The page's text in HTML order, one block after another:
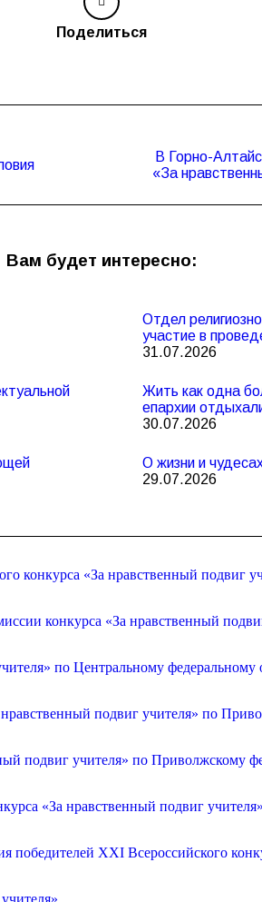
Поделиться
Следующая
запись:
В Горно-
«За
Вам будет интересно:
Отдел
участие в
31.07.2026
Жить как одна
епархии
30.07.2026
О жизни и
29.07.2026
конкурса «За нравственный подвиг
конкурса «За нравственный
по Центральному федеральному
подвиг учителя» по
подвиг учителя» по Приволжскому
«За нравственный подвиг
XXI Всероссийского